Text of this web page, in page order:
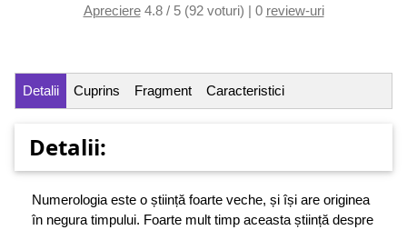
Apreciere4.8 / 5 (92 voturi) | 0 review-uri
Detalii Cuprins Fragment Caracteristici
Detalii:
Numerologia este o știință foarte veche, și își are originea
în negura timpului. Foarte mult timp aceasta știință despre